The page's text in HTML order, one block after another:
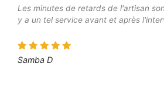
Les minutes de retards de l'artisan
y a un tel service avant et après
Samba D